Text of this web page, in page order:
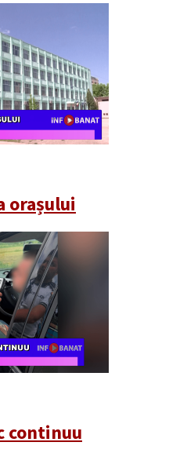
orașului
continuu